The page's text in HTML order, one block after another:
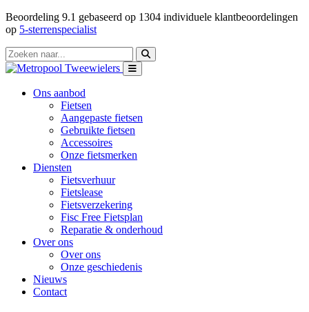
Beoordeling 9.1 gebaseerd op 1304 individuele klantbeoordelingen
op 5-sterrenspecialist
Ons aanbod
Fietsen
Aangepaste fietsen
Gebruikte fietsen
Accessoires
Onze fietsmerken
Diensten
Fietsverhuur
Fietslease
Fietsverzekering
Fisc Free Fietsplan
Reparatie & onderhoud
Over ons
Over ons
Onze geschiedenis
Nieuws
Contact